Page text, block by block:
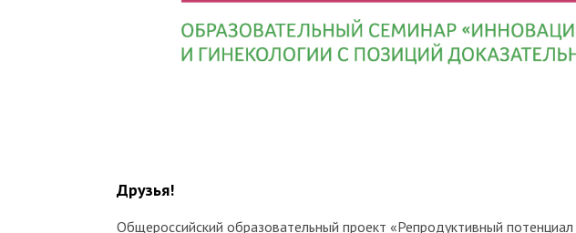
Друзья!
Общероссийский образовательный проект «Репродуктивный потенциал